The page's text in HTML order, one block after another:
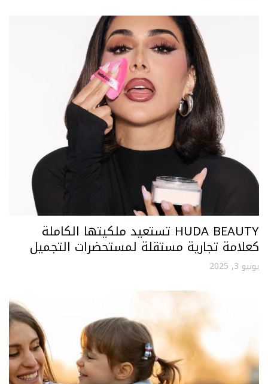
HUDA BEAUTY تستعيد ملكيتها الكاملة
كعلامة تجارية مستقلة لمستحضرات التجميل
يونيو 3, 2025